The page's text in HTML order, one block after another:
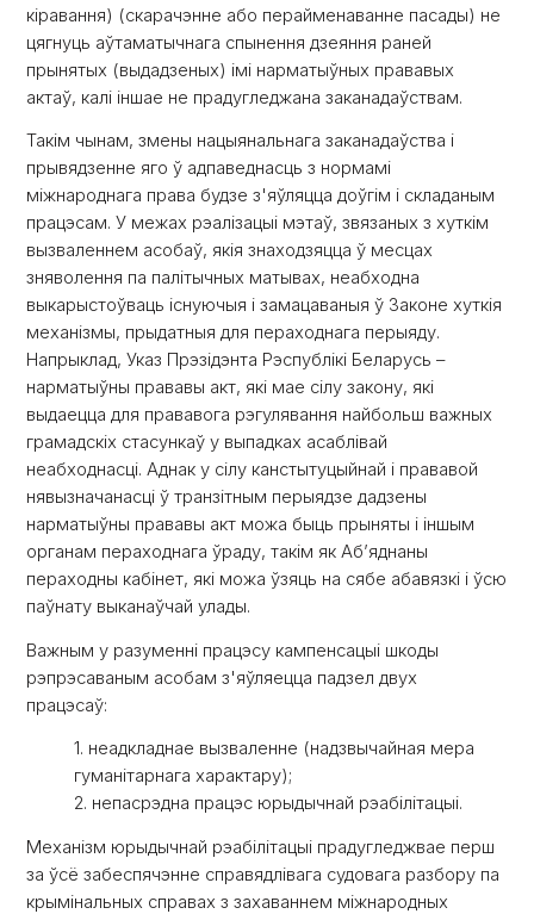
кіравання) (скарачэнне або перайменаванне пасады) не
цягнуць аўтаматычнага спынення дзеяння раней
прынятых (выдадзеных) імі нарматыўных прававых
актаў, калі іншае не прадугледжана заканадаўствам.
Такім чынам, змены нацыянальнага заканадаўства і
прывядзенне яго ў адпаведнасць з нормамі
міжнароднага права будзе з'яўляцца доўгім і складаным
працэсам. У межах рэалізацыі мэтаў, звязаных з хуткім
вызваленнем асобаў, якія знаходзяцца ў месцах
зняволення па палітычных матывах, неабходна
выкарыстоўваць існуючыя і замацаваныя ў Законе хуткія
механізмы, прыдатныя для пераходнага перыяду.
Напрыклад, Указ Прэзідэнта Рэспублікі Беларусь –
нарматыўны прававы акт, які мае сілу закону, які
выдаецца для прававога рэгулявання найбольш важных
грамадскіх стасункаў у выпадках асаблівай
неабходнасці. Аднак у сілу канстытуцыйнай і прававой
нявызначанасці ў транзітным перыядзе дадзены
нарматыўны прававы акт можа быць прыняты і іншым
органам пераходнага ўраду, такім як Абʼяднаны
пераходны кабінет, які можа ўзяць на сябе абавязкі і ўсю
паўнату выканаўчай улады.
Важным у разуменні працэсу кампенсацыі шкоды
рэпрэсаваным асобам з'яўляецца падзел двух
працэсаў:
1. неадкладнае вызваленне (надзвычайная мера
гуманітарнага характару);
2. непасрэдна працэс юрыдычнай рэабілітацыі.
Механізм юрыдычнай рэабілітацыі прадугледжвае перш
за ўсё забеспячэнне справядлівага судовага разбору па
крымінальных справах з захаваннем міжнародных